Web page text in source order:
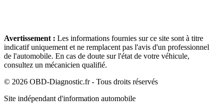
Avertissement : Les informations fournies sur ce site sont à titre
indicatif uniquement et ne remplacent pas l'avis d'un professionnel
de l'automobile. En cas de doute sur l'état de votre véhicule,
consultez un mécanicien qualifié.
© 2026 OBD-Diagnostic.fr - Tous droits réservés
Site indépendant d'information automobile